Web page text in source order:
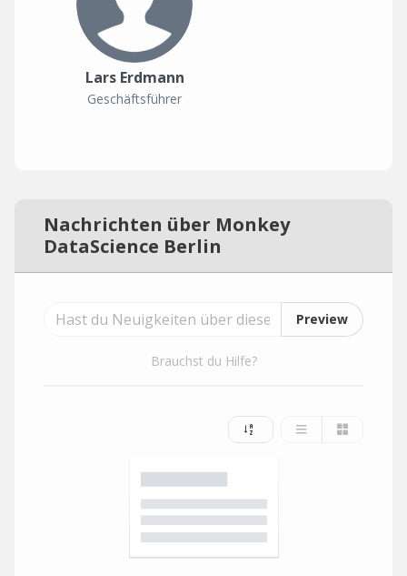
Lars Erdmann
Geschäftsführer
Nachrichten über Monkey
DataScience Berlin
Preview
Brauchst du Hilfe?